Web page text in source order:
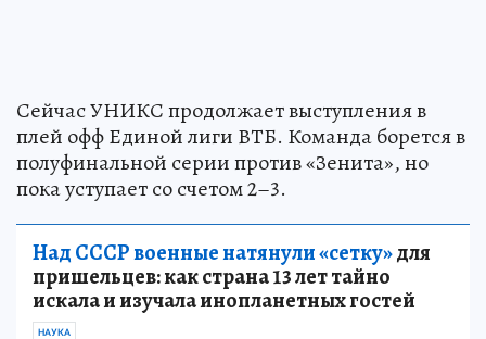
Сейчас УНИКС продолжает выступления в
плей офф Единой лиги ВТБ. Команда борется в
полуфинальной серии против «Зенита», но
пока уступает со счетом 2–3.
Над СССР военные натянули «сетку»для
пришельцев: как страна 13 лет тайно
искала и изучала инопланетных гостей
НАУКА